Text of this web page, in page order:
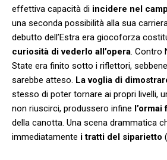
effettiva capacità di incidere nel
una seconda possibilità alla sua
debutto dell’Estra era giocoforza
curiosità di vederlo all’opera. Contro
State era finito sotto i riflettori,
sarebbe atteso. La voglia di
stesso di poter tornare ai propri livelli,
non riuscirci, produssero infine
della canotta. Una scena drammatica
immediatamente i tratti del siparietto